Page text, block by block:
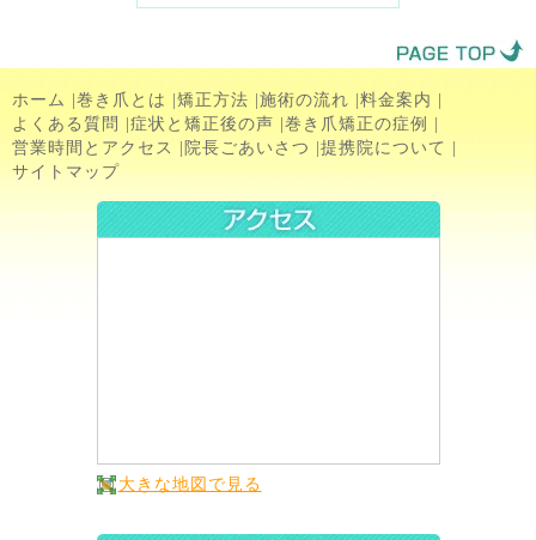
ホーム |巻き爪とは |矯正方法 |施術の流れ |料金案内 |
よくある質問 |症状と矯正後の声 |巻き爪矯正の症例 |
営業時間とアクセス |院長ごあいさつ |提携院について |
サイトマップ
大きな地図で見る